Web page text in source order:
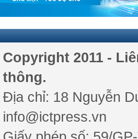
Copyright 2011 -
thông.
Địa chỉ: 18 Nguyễn
info@ictpress.vn